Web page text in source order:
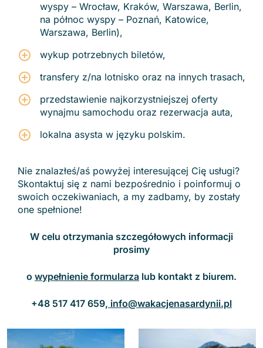
wyspy – Wrocław, Kraków, Warszawa, Berlin,
na północ wyspy – Poznań, Katowice,
Warszawa, Berlin),
wykup potrzebnych biletów,
transfery z/na lotnisko oraz na innych trasach,
przedstawienie najkorzystniejszej oferty
wynajmu samochodu oraz rezerwacja auta,
lokalna asysta w języku polskim.
Nie znalazłeś/aś powyżej interesującej Cię usługi?
Skontaktuj się z nami bezpośrednio i poinformuj o
swoich oczekiwaniach, a my zadbamy, by zostały
one spełnione!
W celu otrzymania szczegółowych informacji
prosimy
o wypełnienie formularza lub kontakt z biurem.
+48 517 417 659, info@wakacjenasardynii.pl